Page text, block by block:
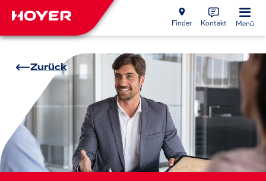
Finder Kontakt Menü
Zurück